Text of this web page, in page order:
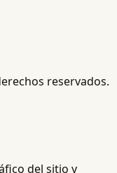
reservados.
del sitio y